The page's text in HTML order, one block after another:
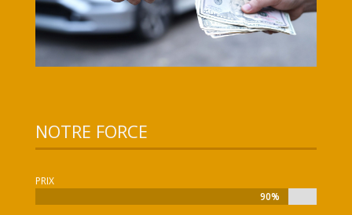
NOTRE FORCE
PRIX
90%
90%